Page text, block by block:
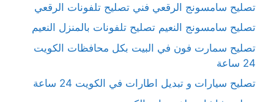
تصليح سامسونج الرقعي فني تصليح تلفونات الرقعي
تصليح سامسونج النعيم تصليح تلفونات بالمنزل النعيم
تصليح سمارت فون في البيت بكل محافظات الكويت
24 ساعة
تصليح سيارات و تبديل اطارات في الكويت 24 ساعة